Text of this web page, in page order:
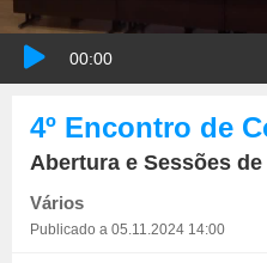
00:00
Abertura e Sessões
Vários
Publicado a 05.11.2024 14:00